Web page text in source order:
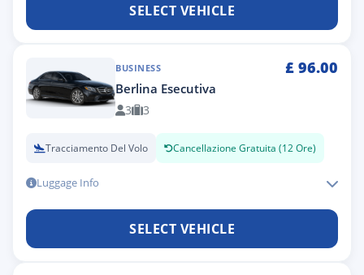
SELECT VEHICLE
BUSINESS £ 96.00
Berlina Esecutiva
3 3
Tracciamento Del Volo Cancellazione Gratuita (12 Ore)
Luggage Info
SELECT VEHICLE